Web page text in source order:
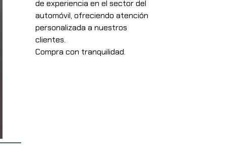
de experiencia en el sector del
automóvil, ofreciendo atención
personalizada a nuestros
clientes.
Compra con tranquilidad.